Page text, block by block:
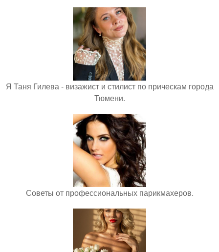
Я Таня Гилева - визажист и стилист по прическам города
Тюмени.
Советы от профессиональных парикмахеров.